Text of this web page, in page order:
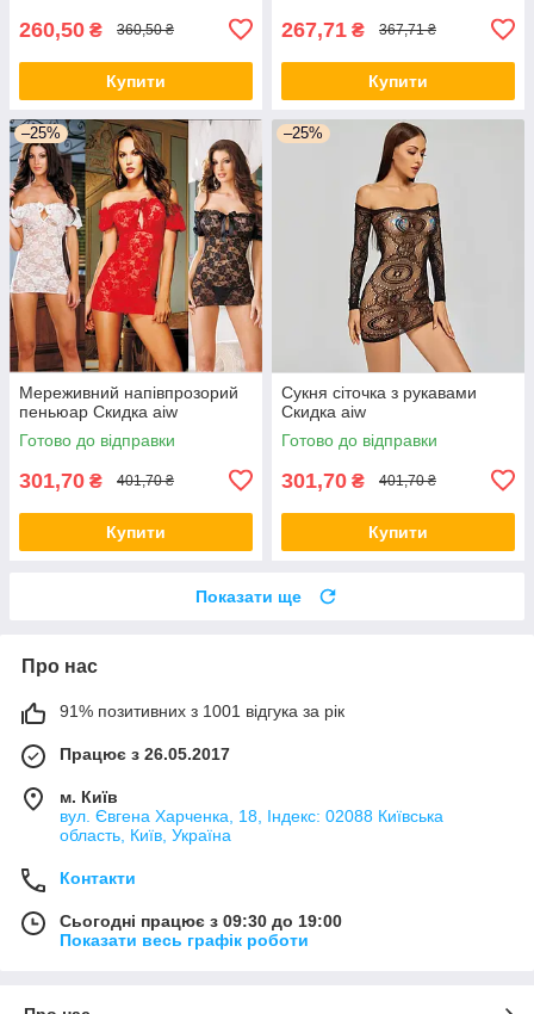
260,50 ₴ 360,50 ₴
Купити
267,71 ₴ 367,71 ₴
Купити
–25%
Мереживний напівпрозорий
пеньюар Скидка aiw
Готово до відправки
301,70 ₴ 401,70 ₴
Купити
–25%
Сукня сіточка з рукавами
Скидка aiw
Готово до відправки
301,70 ₴ 401,70 ₴
Купити
Показати ще
Про нас
91% позитивних з 1001 відгука за рік
Працює з 26.05.2017
м. Київ
вул. Євгена Харченка, 18, Індекс: 02088 Київська
область, Київ, Україна
Контакти
Сьогодні працює з 09:30 до 19:00
Показати весь графік роботи